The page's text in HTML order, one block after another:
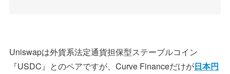
Uniswapは外貨系法定通貨担保型ステーブルコイン
『USDC』とのペアですが、Curve Financeだけが日本円